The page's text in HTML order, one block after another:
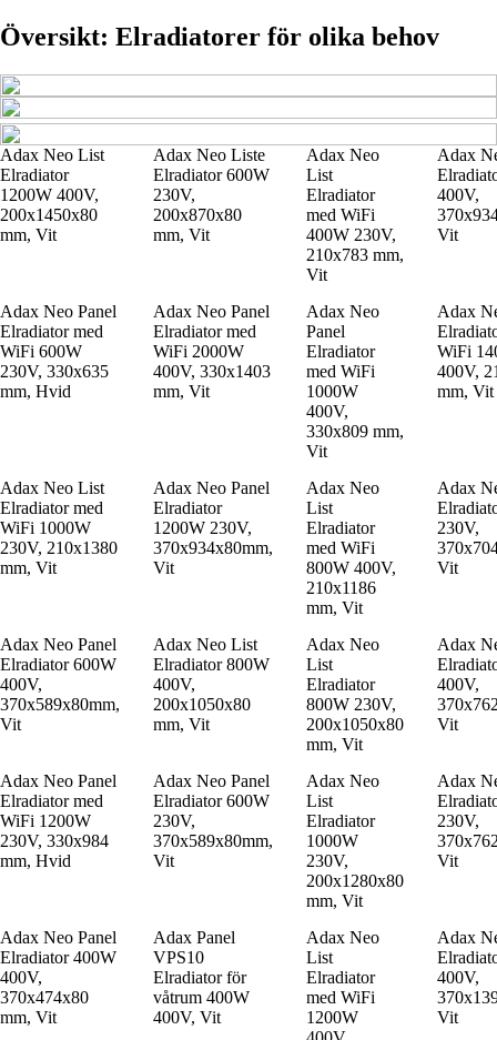
Översikt: Elradiatorer för olika behov
Adax Neo List
Elradiator
1200W 400V,
200x1450x80
mm, Vit
Adax Neo Liste
Elradiator 600W
230V,
200x870x80
mm, Vit
Adax Neo
List
Elradiator
med WiFi
400W 230V,
210x783 mm,
Vit
Adax
400V,
Vit
Adax Neo Panel
Elradiator med
WiFi 600W
230V, 330x635
mm, Hvid
Adax Neo Panel
Elradiator med
WiFi 2000W
400V, 330x1403
mm, Vit
Adax Neo
Panel
Elradiator
med WiFi
1000W
400V,
330x809 mm,
Vit
Adax
WiFi
400V,
mm, Vit
Adax Neo List
Elradiator med
WiFi 1000W
230V, 210x1380
mm, Vit
Adax Neo Panel
Elradiator
1200W 230V,
370x934x80mm,
Vit
Adax Neo
List
Elradiator
med WiFi
800W 400V,
210x1186
mm, Vit
Adax
230V,
Vit
Adax Neo Panel
Elradiator 600W
400V,
370x589x80mm,
Vit
Adax Neo List
Elradiator 800W
400V,
200x1050x80
mm, Vit
Adax Neo
List
Elradiator
800W 230V,
200x1050x80
mm, Vit
Adax
400V,
Vit
Adax Neo Panel
Elradiator med
WiFi 1200W
230V, 330x984
mm, Hvid
Adax Neo Panel
Elradiator 600W
230V,
370x589x80mm,
Vit
Adax Neo
List
Elradiator
1000W
230V,
200x1280x80
mm, Vit
Adax
230V,
Vit
Adax Neo Panel
Elradiator 400W
400V,
370x474x80
mm, Vit
Adax Panel
VPS10
Elradiator för
våtrum 400W
400V, Vit
Adax Neo
List
Elradiator
med WiFi
1200W
Adax
400V,
Vit